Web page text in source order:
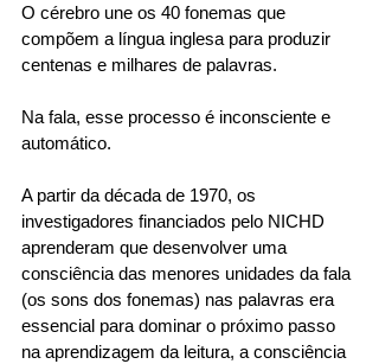
O cérebro une os 40 fonemas que
compõem a língua inglesa para produzir
centenas e milhares de palavras.
Na fala, esse processo é inconsciente e
automático.
A partir da década de 1970, os
investigadores financiados pelo NICHD
aprenderam que desenvolver uma
consciência das menores unidades da fala
(os sons dos fonemas) nas palavras era
essencial para dominar o próximo passo
na aprendizagem da leitura, a consciência